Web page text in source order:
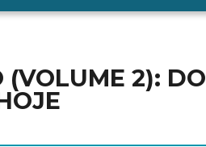
(VOLUME 2): DO